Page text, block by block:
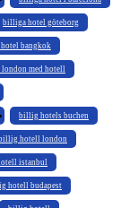
billiga hotel göteborg
bangkok
med hotell
billig hotels buchen
hotell london
istanbul
hotell budapest